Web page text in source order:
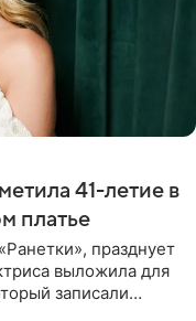
41-летие в
платье
празднует
выложила для
записали